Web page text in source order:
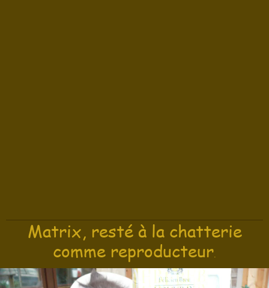
Matrix, resté à la chatterie
comme reproducteur